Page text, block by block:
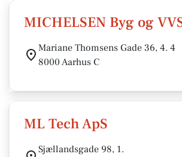
MICHELSEN Byg og
Mariane Thomsens Gade 36, 4. 4
8000 Aarhus C
ML Tech ApS
Sjællandsgade 98, 1.